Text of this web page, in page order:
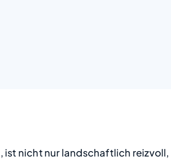
nicht nur landschaftlich